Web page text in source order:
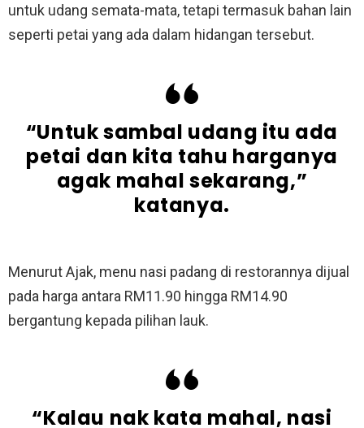
untuk udang semata-mata, tetapi termasuk bahan lain
seperti petai yang ada dalam hidangan tersebut.
“Untuk sambal udang itu ada
petai dan kita tahu harganya
agak mahal sekarang,”
katanya.
Menurut Ajak, menu nasi padang di restorannya dijual
pada harga antara RM11.90 hingga RM14.90
bergantung kepada pilihan lauk.
“Kalau nak kata mahal, nasi